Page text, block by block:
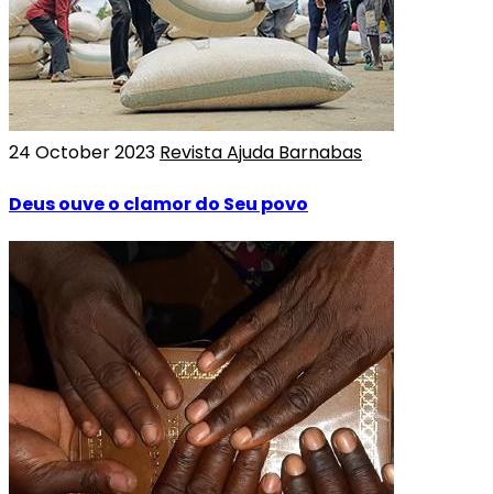
24 October 2023 Revista Ajuda Barnabas
Deus ouve o clamor do Seu povo